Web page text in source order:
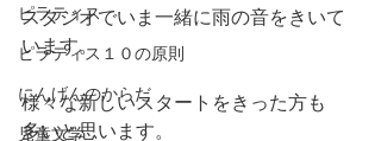
ピラティス
ピラティス１０の原則
にんげんのからだ
児童文学
スタジオでいま一緒に雨の音をきいて
います。
様々な新しいスタートをきった方も
多いと思います。